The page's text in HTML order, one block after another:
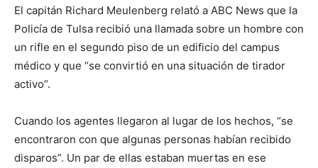
El capitán Richard Meulenberg relató a ABC News que la
Policía de Tulsa recibió una llamada sobre un hombre con
un rifle en el segundo piso de un edificio del campus
médico y que “se convirtió en una situación de tirador
activo”.
Cuando los agentes llegaron al lugar de los hechos, “se
encontraron con que algunas personas habían recibido
disparos”. Un par de ellas estaban muertas en ese